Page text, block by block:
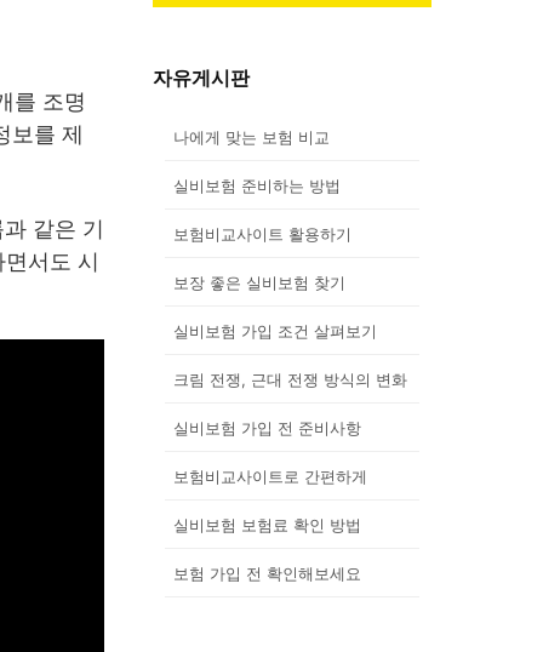
를 조명
보를 제
같은 기
서도 시
자유게시판
나에게 맞는 보험 비교
실비보험 준비하는 방법
보험비교사이트 활용하기
보장 좋은 실비보험 찾기
실비보험 가입 조건 살펴보기
크림 전쟁, 근대 전쟁 방식의 변화
실비보험 가입 전 준비사항
보험비교사이트로 간편하게
실비보험 보험료 확인 방법
보험 가입 전 확인해보세요